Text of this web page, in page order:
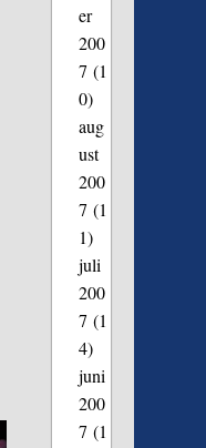
er
200
7 (1
0)
aug
ust
200
7 (1
1)
juli
200
7 (1
4)
juni
200
7 (1